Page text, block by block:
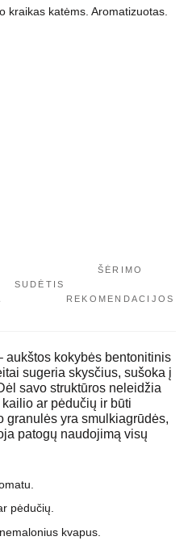
kraikas katėms. Aromatizuotas.
SUDĖTIS
ŠĖRIMO
REKOMENDACIJOS
aukštos kokybės bentonitinis
sugeria skysčius, sušoka į
savo struktūros neleidžia
ar pėdučių ir būti
granulės yra smulkiagrūdės,
patogų naudojimą visų
pėdučių.
kvapus.